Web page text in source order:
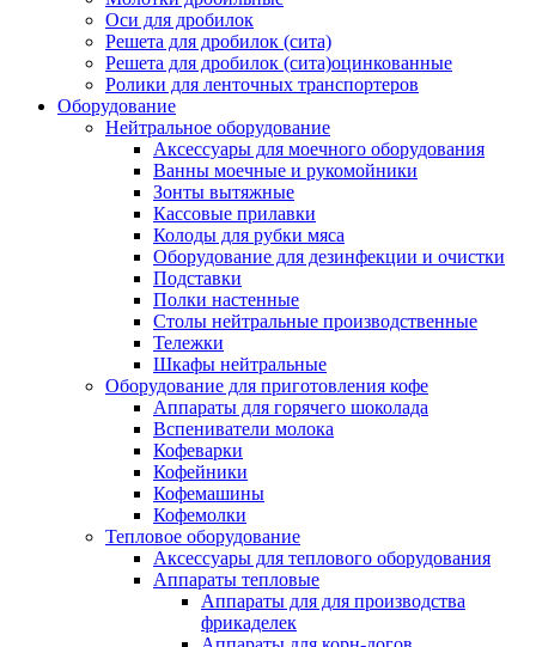
Оси для дробилок
Решета для дробилок (сита)
Решета для дробилок (сита)оцинкованные
Ролики для ленточных транспортеров
Оборудование
Нейтральное оборудование
Аксессуары для моечного оборудования
Ванны моечные и рукомойники
Зонты вытяжные
Кассовые прилавки
Колоды для рубки мяса
Оборудование для дезинфекции и очистки
Подставки
Полки настенные
Столы нейтральные производственные
Тележки
Шкафы нейтральные
Оборудование для приготовления кофе
Аппараты для горячего шоколада
Вспениватели молока
Кофеварки
Кофейники
Кофемашины
Кофемолки
Тепловое оборудование
Аксессуары для теплового оборудования
Аппараты тепловые
Аппараты для для производства
фрикаделек